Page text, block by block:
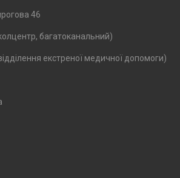
46
багатоканальний)
екстреної медичної допомоги)